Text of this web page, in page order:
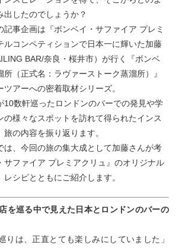
出したのでしょうか？
記事企画は『ボンベイ・サファイア プレミ
ルコンペティションで日本一に輝いた加藤
BAR/奈良・桜井市）が行く『ボンベ
（正式名：ラヴァーストーク蒸溜所）』
アーへの密着取材シリーズ。
10数軒巡ったロンドンのバーでの発見や学
の様々なスポットを訪れて得られたインス
の内容を振り返ります。
は、今回の旅の集大成として加藤さんが考
サファイア プレミアクリュ』のオリジナル
シピとともにご紹介します。
を巡る中で見えた日本とロンドンのバーの
りは、正直とても楽しみにしていました」